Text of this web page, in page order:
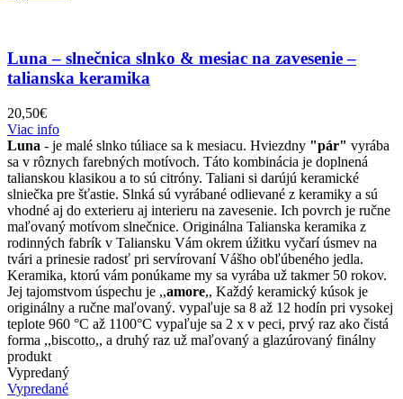
Luna – slnečnica slnko & mesiac na zavesenie –
talianska keramika
20,50€
Viac info
Luna - je malé slnko túliace sa k mesiacu. Hviezdny "pár" vyrába
sa v rôznych farebných motívoch. Táto kombinácia je doplnená
talianskou klasikou a to sú citróny. Taliani si darújú keramické
slniečka pre šťastie. Slnká sú vyrábané odlievané z keramiky a sú
vhodné aj do exterieru aj interieru na zavesenie. Ich povrch je ručne
maľovaný motívom slnečnice. Originálna Talianska keramika z
rodinných fabrík v Taliansku Vám okrem úžitku vyčarí úsmev na
tvári a prinesie radosť pri servírovaní Vášho obľúbeného jedla.
Keramika, ktorú vám ponúkame my sa vyrába už takmer 50 rokov.
Jej tajomstvom úspechu je ,,amore,, Každý keramický kúsok je
originálny a ručne maľovaný. vypaľuje sa 8 až 12 hodín pri vysokej
teplote 960 °C až 1100°C vypaľuje sa 2 x v peci, prvý raz ako čistá
forma ,,biscotto,, a druhý raz už maľovaný a glazúrovaný finálny
produkt
Vypredaný
Vypredané